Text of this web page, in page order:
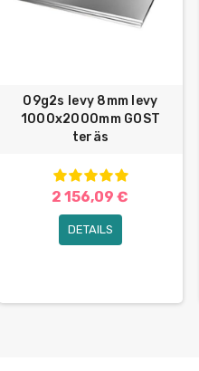
09g2s levy 8mm levy
1000x2000mm GOST
teräs
2 156,09 €
DETAILS